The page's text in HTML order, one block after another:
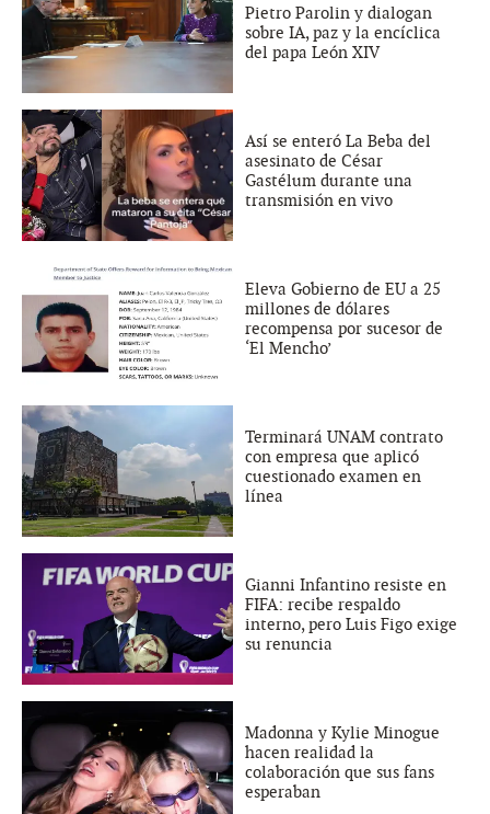
Pietro Parolin y dialogan
sobre IA, paz y la encíclica
del papa León XIV
Así se enteró La Beba del
asesinato de César
Gastélum durante una
transmisión en vivo
Eleva Gobierno de EU a 25
millones de dólares
recompensa por sucesor de
‘El Mencho’
Terminará UNAM contrato
con empresa que aplicó
cuestionado examen en
línea
Gianni Infantino resiste en
FIFA: recibe respaldo
interno, pero Luis Figo exige
su renuncia
Madonna y Kylie Minogue
hacen realidad la
colaboración que sus fans
esperaban